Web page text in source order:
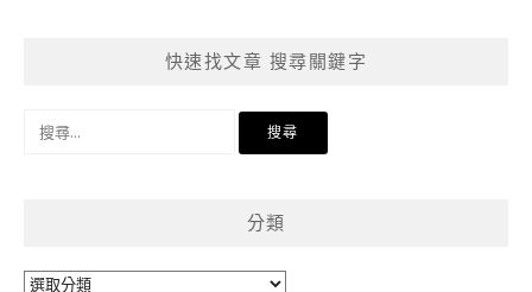
快速找文章 搜尋關鍵字
分類
分